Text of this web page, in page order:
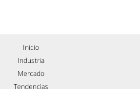
Inicio
Industria
Mercado
Tendencias